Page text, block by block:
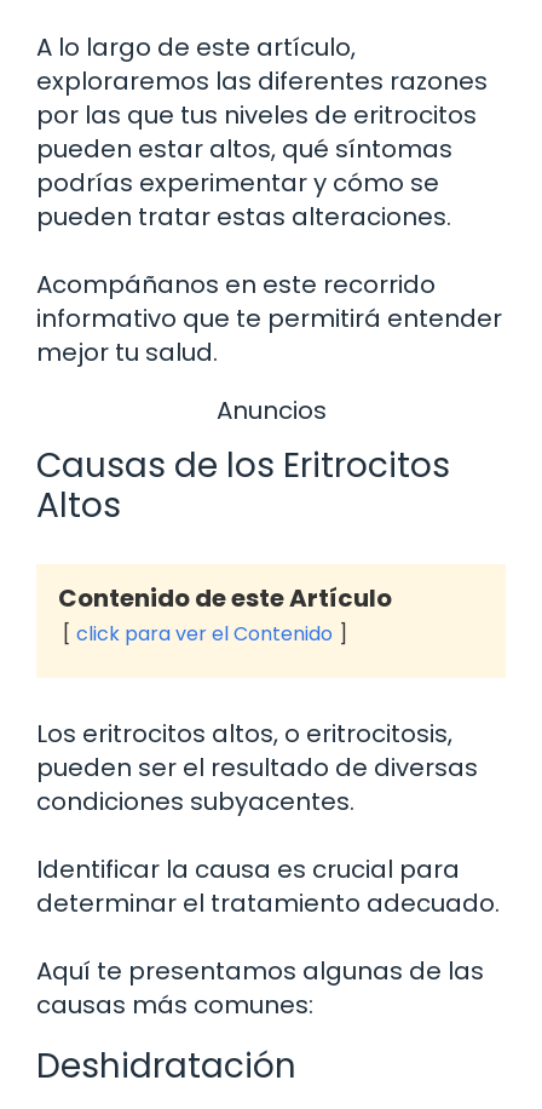
A lo largo de este artículo,
exploraremos las diferentes razones
por las que tus niveles de eritrocitos
pueden estar altos, qué síntomas
podrías experimentar y cómo se
pueden tratar estas alteraciones.
Acompáñanos en este recorrido
informativo que te permitirá entender
mejor tu salud.
Anuncios
Causas de los Eritrocitos
Altos
Contenido de este Artículo
click para ver el Contenido
Los eritrocitos altos, o eritrocitosis,
pueden ser el resultado de diversas
condiciones subyacentes.
Identificar la causa es crucial para
determinar el tratamiento adecuado.
Aquí te presentamos algunas de las
causas más comunes:
Deshidratación